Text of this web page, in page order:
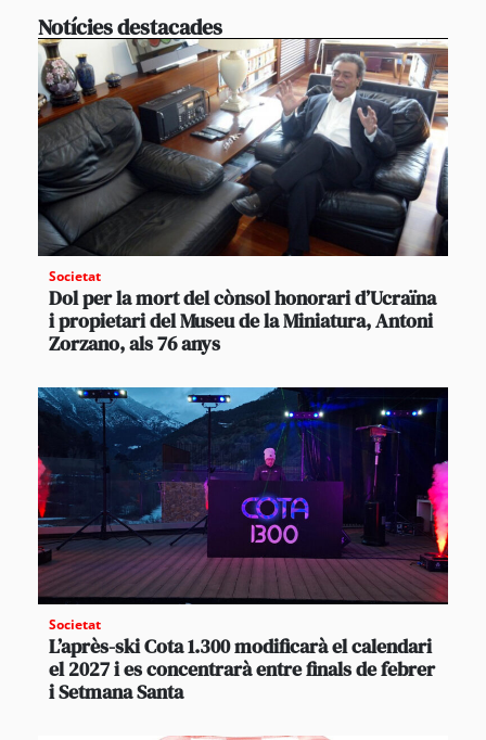
Notícies destacades
Societat
Dol per la mort del cònsol honorari d’Ucraïna
i propietari del Museu de la Miniatura, Antoni
Zorzano, als 76 anys
Societat
L’après-ski Cota 1.300 modificarà el calendari
el 2027 i es concentrarà entre finals de febrer
i Setmana Santa